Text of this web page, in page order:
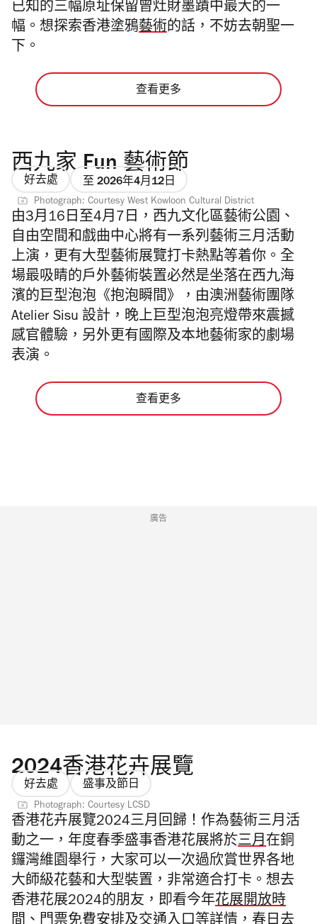
已知的三幅原址保留曾灶財墨蹟中最大的一
幅。想探索香港塗鴉藝術的話，不妨去朝聖一
下。
查看更多
西九家 Fun 藝術節
好去處 至 2026年4月12日
Photograph: Courtesy West Kowloon Cultural District
由3月16日至4月7日，西九文化區藝術公園、
自由空間和戲曲中心將有一系列藝術三月活動
上演，更有大型藝術展覽打卡熱點等着你。全
場最吸睛的戶外藝術裝置必然是坐落在西九海
濱的巨型泡泡《抱泡瞬間》，由澳洲藝術團隊
Atelier Sisu 設計 ，晚上巨型泡泡亮燈帶來震撼
感官體驗，另外更有國際及本地藝術家的劇場
表演。
查看更多
廣告
2024香港花卉展覽
好去處 盛事及節日
Photograph: Courtesy LCSD
香港花卉展覽2024三月回歸！作為藝術三月活
動之一，年度春季盛事香港花展將於三月在銅
鑼灣維園舉行，大家可以一次過欣賞世界各地
大師級花藝和大型裝置，非常適合打卡。想去
香港花展2024的朋友，即看今年花展開放時